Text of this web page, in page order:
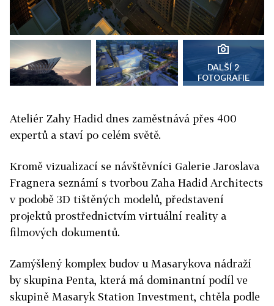
DALŠÍ 2
FOTOGRAFIE
Ateliér Zahy Hadid dnes zaměstnává přes 400
expertů a staví po celém světě.
Kromě vizualizací se návštěvníci Galerie Jaroslava
Fragnera seznámí s tvorbou Zaha Hadid Architects
v podobě 3D tištěných modelů, představení
projektů prostřednictvím virtuální reality a
filmových dokumentů.
Zamýšlený komplex budov u Masarykova nádraží
by skupina Penta, která má dominantní podíl ve
skupině Masaryk Station Investment, chtěla podle